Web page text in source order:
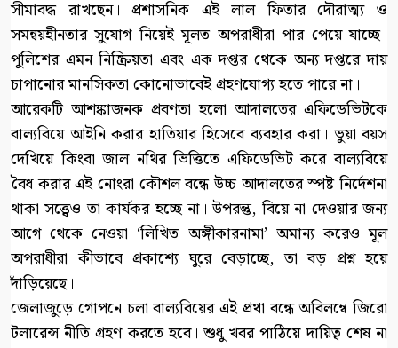
সীমাবদ্ধ রাখছেন। প্রশাসনিক এই লাল ফিতার দৌরাত্ম্য ও
সমন্বয়হীনতার সুযোগ নিয়েই মূলত অপরাধীরা পার পেয়ে যাচ্ছে।
পুলিশের এমন নিষ্ক্রিয়তা এবং এক দপ্তর থেকে অন্য দপ্তরে দায়
চাপানোর মানসিকতা কোনোভাবেই গ্রহণযোগ্য হতে পারে না।
আরেকটি আশঙ্কাজনক প্রবণতা হলো আদালতের এফিডেভিটকে
বাল্যবিয়ে আইনি করার হাতিয়ার হিসেবে ব্যবহার করা। ভুয়া বয়স
দেখিয়ে কিংবা জাল নথির ভিত্তিতে এফিডেভিট করে বাল্যবিয়ে
বৈধ করার এই নোংরা কৌশল বন্ধে উচ্চ আদালতের স্পষ্ট নির্দেশনা
থাকা সত্ত্বেও তা কার্যকর হচ্ছে না। উপরন্তু, বিয়ে না দেওয়ার জন্য
আগে থেকে নেওয়া ‘লিখিত অঙ্গীকারনামা’ অমান্য করেও মূল
অপরাধীরা কীভাবে প্রকাশ্যে ঘুরে বেড়াচ্ছে, তা বড় প্রশ্ন হয়ে
দাঁড়িয়েছে।
জেলাজুড়ে গোপনে চলা বাল্যবিয়ের এই প্রথা বন্ধে অবিলম্বে জিরো
টলারেন্স নীতি গ্রহণ করতে হবে। শুধু খবর পাঠিয়ে দায়িত্ব শেষ না